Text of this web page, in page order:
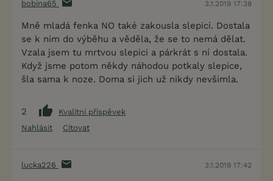
bobina65 3.1.2019 17:38
Mně mladá fenka NO také zakousla slepici. Dostala
se k nim do výběhu a věděla, že se to nemá dělat.
Vzala jsem tu mrtvou slepici a párkrát s ní dostala.
Když jsme potom někdy náhodou potkaly slepice,
šla sama k noze. Doma si jich už nikdy nevšimla.
2
Kvalitní příspěvek
Nahlásit
Citovat
lucka226 3.1.2019 17:42